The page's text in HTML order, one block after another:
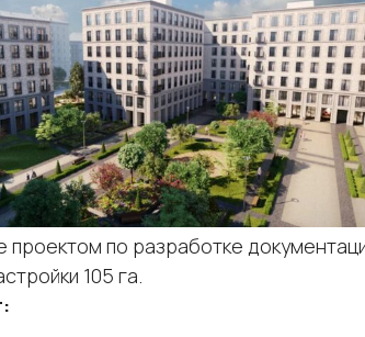
проектом по разработке
105 га.